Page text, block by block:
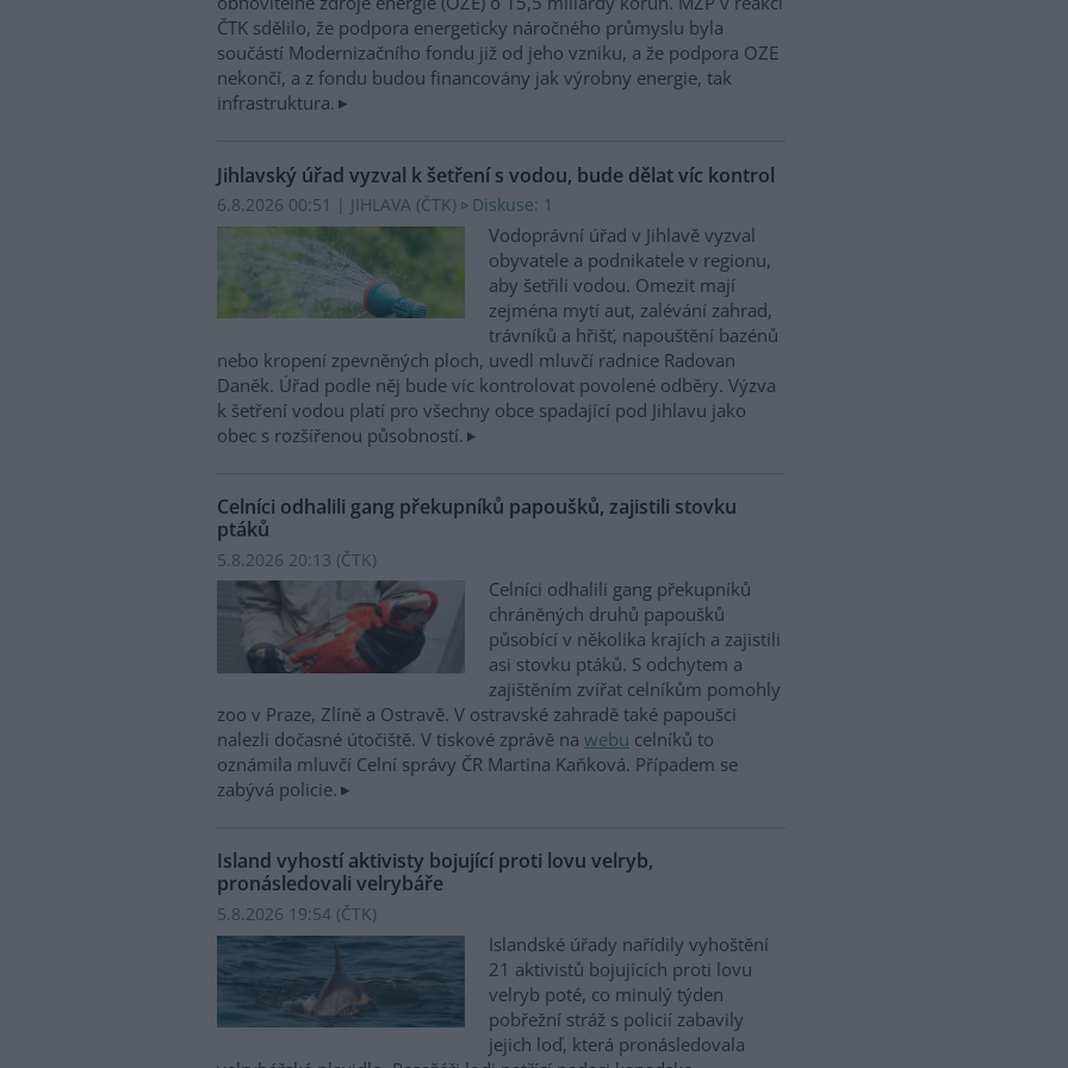
ČTK sdělilo, že podpora energeticky náročného průmyslu byla
součástí Modernizačního fondu již od jeho vzniku, a že podpora OZE
nekončí, a z fondu budou financovány jak výrobny energie, tak
infrastruktura.
Jihlavský úřad vyzval k šetření s vodou, bude dělat víc kontrol
6.8.2026 00:51 | JIHLAVA (ČTK) Diskuse: 1
Vodoprávní úřad v Jihlavě vyzval
obyvatele a podnikatele v regionu,
aby šetřili vodou. Omezit mají
zejména mytí aut, zalévání zahrad,
trávníků a hřišť, napouštění bazénů
nebo kropení zpevněných ploch, uvedl mluvčí radnice Radovan
Daněk. Úřad podle něj bude víc kontrolovat povolené odběry. Výzva
k šetření vodou platí pro všechny obce spadající pod Jihlavu jako
obec s rozšířenou působností.
Celníci odhalili gang překupníků papoušků, zajistili stovku
ptáků
5.8.2026 20:13 (ČTK)
Celníci odhalili gang překupníků
chráněných druhů papoušků
působící v několika krajích a zajistili
asi stovku ptáků. S odchytem a
zajištěním zvířat celníkům pomohly
zoo v Praze, Zlíně a Ostravě. V ostravské zahradě také papoušci
nalezli dočasné útočiště. V tiskové zprávě na webu celníků to
oznámila mluvčí Celní správy ČR Martina Kaňková. Případem se
zabývá policie.
Island vyhostí aktivisty bojující proti lovu velryb,
pronásledovali velrybáře
5.8.2026 19:54 (ČTK)
Islandské úřady nařídily vyhoštění
21 aktivistů bojujících proti lovu
velryb poté, co minulý týden
pobřežní stráž s policií zabavily
jejich loď, která pronásledovala